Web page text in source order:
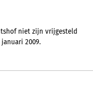
niet zijn vrijgesteld
2009.